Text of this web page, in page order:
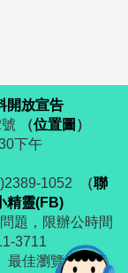
開放宣告
（位置圖 ）
下午
1052
（聯
精靈(FB)
題，限辦公時間
3711
佳瀏覽解析度